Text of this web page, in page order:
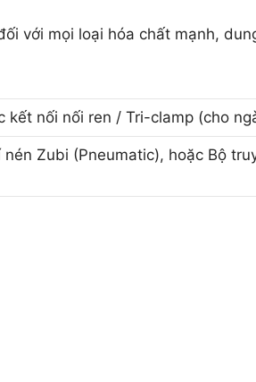
với mọi loại hóa chất mạnh,
kết nối nối ren / Tri-clamp (cho
Zubi (Pneumatic), hoặc Bộ